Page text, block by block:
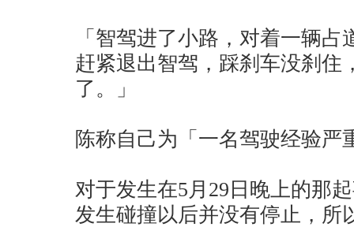
「智驾进了小路，对着一辆
赶紧退出智驾，踩刹车没刹住
了。」
陈称自己为「一名驾驶经验严
对于发生在5月29日晚上的那
发生碰撞以后并没有停止，所